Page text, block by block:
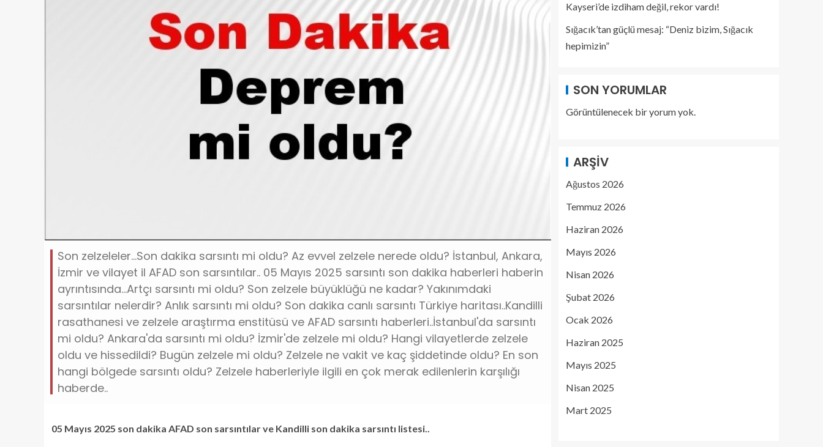
Son zelzeleler...Son dakika sarsıntı mi oldu? Az evvel zelzele nerede oldu? İstanbul, Ankara,
İzmir ve vilayet il AFAD son sarsıntılar.. 05 Mayıs 2025 sarsıntı son dakika haberleri haberin
ayrıntısında...Artçı sarsıntı mi oldu? Son zelzele büyüklüğü ne kadar? Yakınımdaki
sarsıntılar nelerdir? Anlık sarsıntı mi oldu? Son dakika canlı sarsıntı Türkiye haritası..Kandilli
rasathanesi ve zelzele araştırma enstitüsü ve AFAD sarsıntı haberleri..İstanbul'da sarsıntı
mi oldu? Ankara'da sarsıntı mi oldu? İzmir'de zelzele mi oldu? Hangi vilayetlerde zelzele
oldu ve hissedildi? Bugün zelzele mi oldu? Zelzele ne vakit ve kaç şiddetinde oldu? En son
hangi bölgede sarsıntı oldu? Zelzele haberleriyle ilgili en çok merak edilenlerin karşılığı
haberde..
05 Mayıs 2025 son dakika AFAD son sarsıntılar ve Kandilli son dakika sarsıntı listesi..
Kayseri’de izdiham değil, rekor vardı!
Sığacık’tan güçlü mesaj: “Deniz bizim, Sığacık
hepimizin”
SON YORUMLAR
Görüntülenecek bir yorum yok.
ARŞIV
Ağustos 2026
Temmuz 2026
Haziran 2026
Mayıs 2026
Nisan 2026
Şubat 2026
Ocak 2026
Haziran 2025
Mayıs 2025
Nisan 2025
Mart 2025